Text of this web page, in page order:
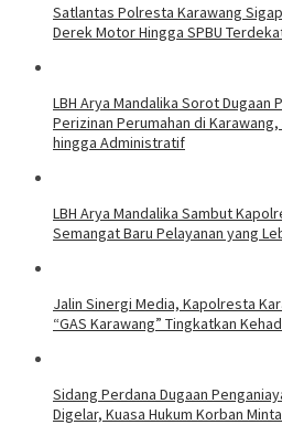
Satlantas Polresta Karawang
Derek Motor Hingga SPBU
LBH Arya Mandalika Sorot Dugaan
Perizinan Perumahan di
hingga Administratif
LBH Arya Mandalika Sambut
Semangat Baru Pelayanan yang
Jalin Sinergi Media, Kapolresta
“GAS Karawang” Tingkatkan
Sidang Perdana Dugaan
Digelar, Kuasa Hukum Korban